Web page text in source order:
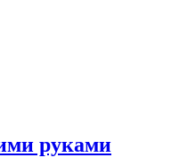
руками